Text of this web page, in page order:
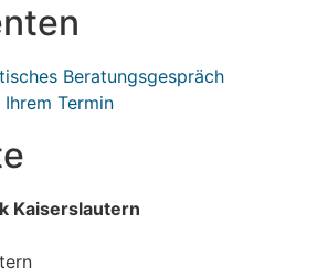
Beratungsgespräch​
Termin
Kaiserslautern